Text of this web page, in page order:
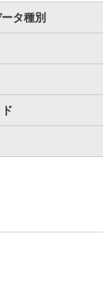
タ種別